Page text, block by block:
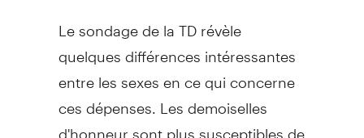
Le sondage de la TD révèle
quelques différences intéressantes
entre les sexes en ce qui concerne
ces dépenses. Les demoiselles
d'honneur sont plus susceptibles de